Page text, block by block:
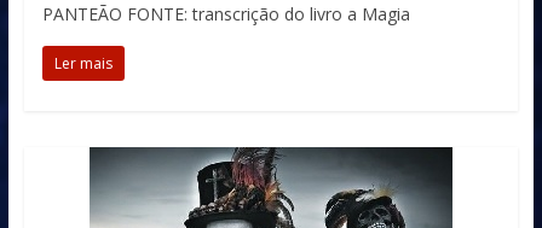
PANTEÃO FONTE: transcrição do livro a Magia
Ler mais